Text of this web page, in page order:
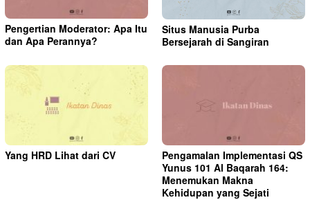
Pengertian Moderator: Apa Itu
dan Apa Perannya?
Situs Manusia Purba
Bersejarah di Sangiran
Yang HRD Lihat dari CV
Pengamalan Implementasi QS
Yunus 101 Al Baqarah 164:
Menemukan Makna
Kehidupan yang Sejati